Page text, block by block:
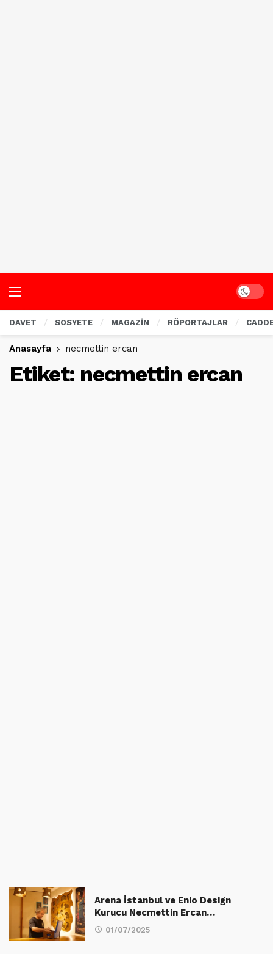
Dark
DAVET SOSYETE MAGAZİN RÖPORTAJLAR
Anasayfa necmettin ercan
Etiket: necmettin ercan
Arena İstanbul ve Enio Design
Kurucu Necmettin Ercan…
01/07/2025